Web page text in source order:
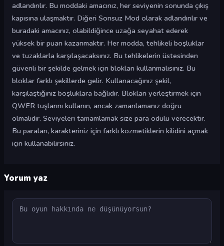
adlandırılır. Bu moddaki amacınız, her seviyenin sonunda çıkış
kapısına ulaşmaktır. Diğeri Sonsuz Mod olarak adlandırılır ve
buradaki amacınız, olabildiğince uzağa seyahat ederek
yüksek bir puan kazanmaktır. Her modda, tehlikeli boşluklar
ve tuzaklarla karşılaşacaksınız. Bu tehlikelerin üstesinden
güvenli bir şekilde gelmek için blokları kullanmalısınız. Bu
bloklar farklı şekillerde gelir. Kullanacağınız şekil,
karşılaştığınız boşluklara bağlıdır. Blokları yerleştirmek için
QWER tuşlarını kullanın, ancak zamanlamanız doğru
olmalıdır. Seviyeleri tamamlamak size para ödülü verecektir.
Bu paraları, karakteriniz için farklı kozmetiklerin kilidini açmak
için kullanabilirsiniz.
Yorum yaz
Yorum